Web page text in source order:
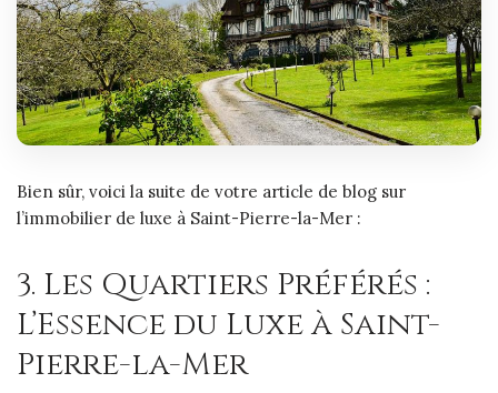
Bien sûr, voici la suite de votre article de blog sur
l’immobilier de luxe à Saint-Pierre-la-Mer :
3. Les Quartiers Préférés :
L’Essence du Luxe à Saint-
Pierre-la-Mer